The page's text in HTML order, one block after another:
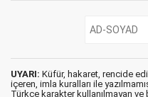
UYARI: Küfür, hakaret, rencide
içeren, imla kuralları ile
Türkçe karakter kullanılmayan ve